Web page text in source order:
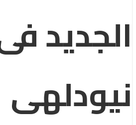
الجديد
نيودلهى